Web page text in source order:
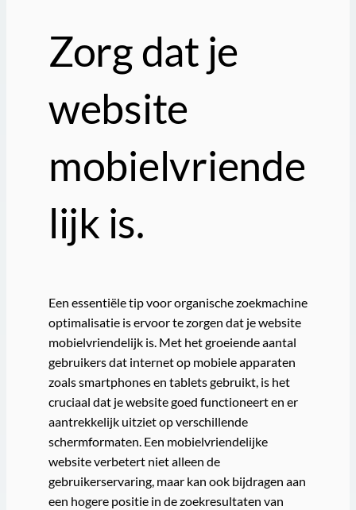
Zorg dat je
website
mobielvriende
lijk is.
Een essentiële tip voor organische zoekmachine
optimalisatie is ervoor te zorgen dat je website
mobielvriendelijk is. Met het groeiende aantal
gebruikers dat internet op mobiele apparaten
zoals smartphones en tablets gebruikt, is het
cruciaal dat je website goed functioneert en er
aantrekkelijk uitziet op verschillende
schermformaten. Een mobielvriendelijke
website verbetert niet alleen de
gebruikerservaring, maar kan ook bijdragen aan
een hogere positie in de zoekresultaten van